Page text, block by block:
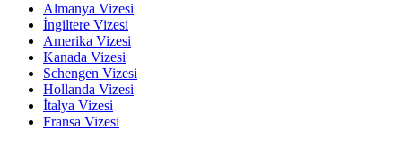
Almanya Vizesi
İngiltere Vizesi
Amerika Vizesi
Kanada Vizesi
Schengen Vizesi
Hollanda Vizesi
İtalya Vizesi
Fransa Vizesi